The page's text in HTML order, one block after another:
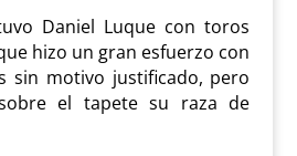
Daniel Luque con toros
hizo un gran esfuerzo con
sin motivo justificado, pero
el tapete su raza de